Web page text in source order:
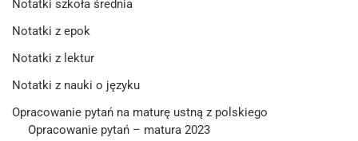
Notatki szkoła średnia
Notatki z epok
Notatki z lektur
Notatki z nauki o języku
Opracowanie pytań na maturę ustną z polskiego
Opracowanie pytań – matura 2023